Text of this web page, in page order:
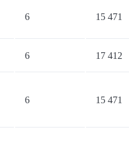
6 15 471
6 17 412
6 15 471